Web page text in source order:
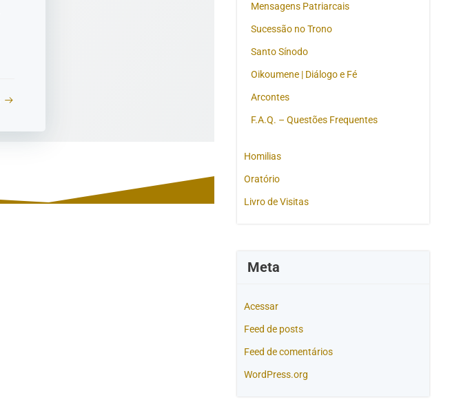
Mensagens Patriarcais
Sucessão no Trono
Santo Sínodo
Oikoumene | Diálogo e Fé
Arcontes
F.A.Q. – Questões Frequentes
Homilias
Oratório
Livro de Visitas
Meta
Acessar
Feed de posts
Feed de comentários
WordPress.org